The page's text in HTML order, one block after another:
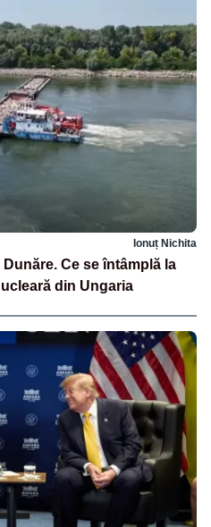
Ionuț Nichita
Ce se întâmplă la
din Ungaria